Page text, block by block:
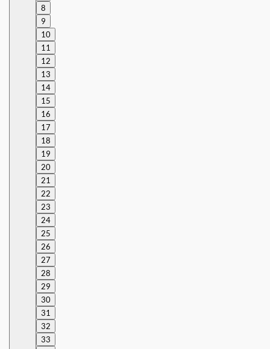
8
9
10
11
12
13
14
15
16
17
18
19
20
21
22
23
24
25
26
27
28
29
30
31
32
33